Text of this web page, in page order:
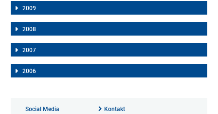
2009
2008
2007
2006
Social Media Kontakt